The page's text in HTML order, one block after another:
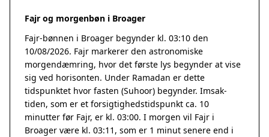
Fajr og morgenbøn i Broager
Fajr-bønnen i Broager begynder kl. 03:10 den
10/08/2026. Fajr markerer den astronomiske
morgendæmring, hvor det første lys begynder at vise
sig ved horisonten. Under Ramadan er dette
tidspunktet hvor fasten (Suhoor) begynder. Imsak-
tiden, som er et forsigtighedstidspunkt ca. 10
minutter før Fajr, er kl. 03:00. I morgen vil Fajr i
Broager være kl. 03:11, som er 1 minut senere end i